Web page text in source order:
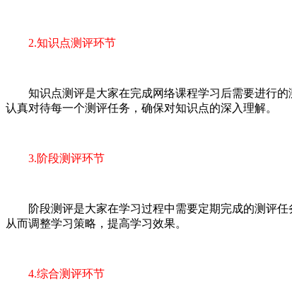
2.知识点测评环节
知识点测评是大家在完成网络课程学习后需要进行的
认真对待每一个测评任务，确保对知识点的深入理解。
3.阶段测评环节
阶段测评是大家在学习过程中需要定期完成的测评任
从而调整学习策略，提高学习效果。
4.综合测评环节